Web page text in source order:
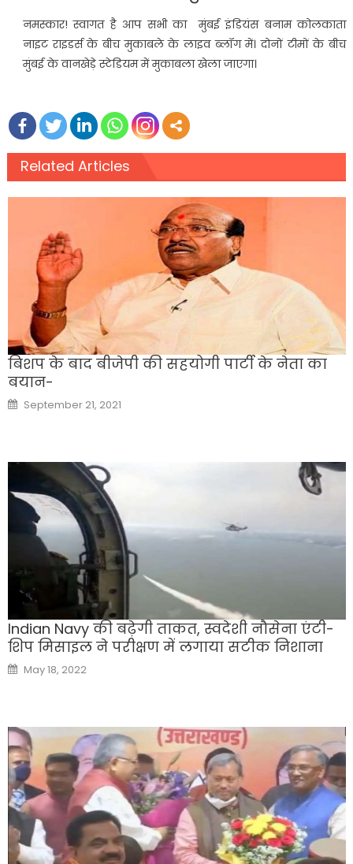
नमस्कार! स्वागत है आप सभी का मुंबई इंडियंस बनाम कोलकाता
नाइट राइडर्स के बीच मुकाबले के लाइव ब्लॉग में। दोनों टीमों के बीच
मुंबई के वानखेड़े स्टेडियम में मुकाबला खेला जाएगा।
Related Articles
बिशप के बाद बीजेपी की सहयोगी पार्टी के नेता का
बयान-
Posted
on
September 21, 2021
Indian Navy की बढ़ेगी ताकत, स्वदेशी नौसेना एंटी-
शिप मिसाइल ने परीक्षण में लगाया सटीक निशाना
Posted
on
May 18, 2022